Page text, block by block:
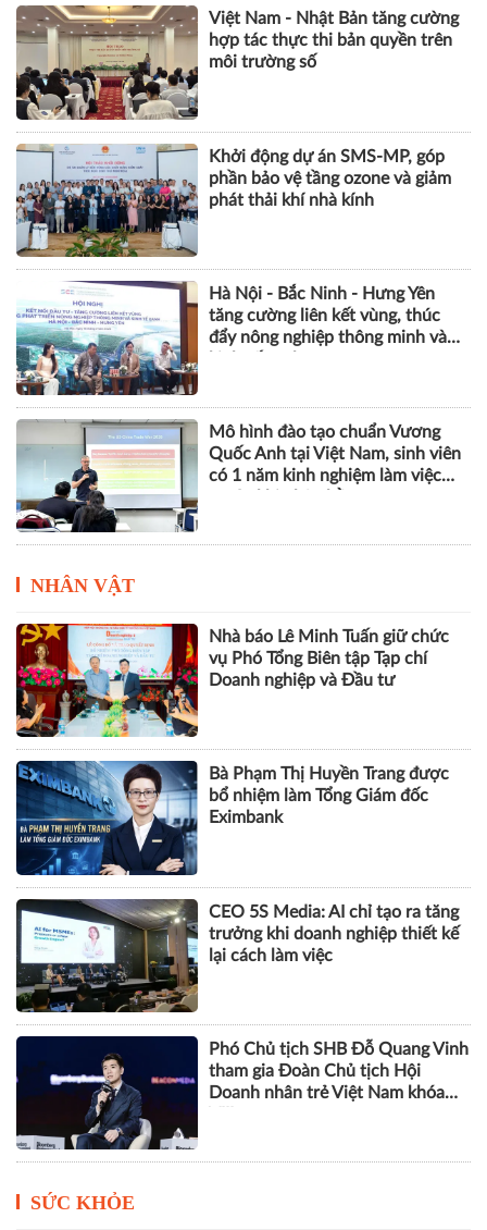
Việt Nam - Nhật Bản tăng cường
hợp tác thực thi bản quyền trên
môi trường số
Khởi động dự án SMS-MP, góp
phần bảo vệ tầng ozone và giảm
phát thải khí nhà kính
Hà Nội - Bắc Ninh - Hưng Yên
tăng cường liên kết vùng, thúc
đẩy nông nghiệp thông minh và
Mô hình đào tạo chuẩn Vương
Quốc Anh tại Việt Nam, sinh viên
có 1 năm kinh nghiệm làm việc
NHÂN VẬT
Nhà báo Lê Minh Tuấn giữ chức
vụ Phó Tổng Biên tập Tạp chí
Doanh nghiệp và Đầu tư
Bà Phạm Thị Huyền Trang được
bổ nhiệm làm Tổng Giám đốc
Eximbank
CEO 5S Media: AI chỉ tạo ra tăng
trưởng khi doanh nghiệp thiết kế
lại cách làm việc
Phó Chủ tịch SHB Đỗ Quang Vinh
tham gia Đoàn Chủ tịch Hội
Doanh nhân trẻ Việt Nam khóa
SỨC KHỎE